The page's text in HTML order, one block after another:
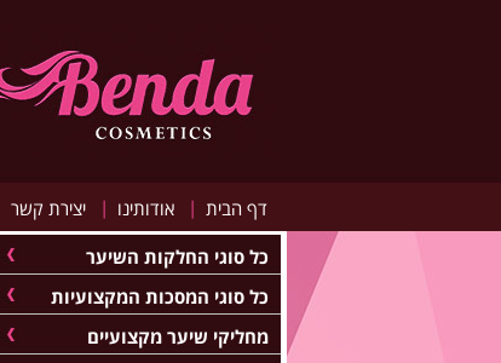
דף הבית | אודותינו | יצירת קשר
כל סוגי החלקות השיער
כל סוגי המסכות המקצועיות
מחליקי שיער מקצועיים